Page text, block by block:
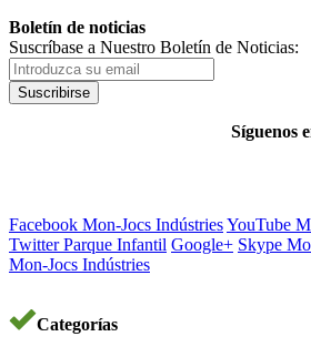
Boletín de noticias
Suscríbase a Nuestro Boletín de Noticias:
Suscribirse
Síguenos
Facebook Mon-Jocs IndústriesYouTube
Twitter Parque Infantil Google+ Skype
Mon-Jocs Indústries
Categorías